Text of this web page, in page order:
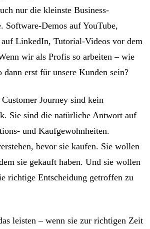
nur die kleinste Business-
Software-Demos auf YouTube,
LinkedIn, Tutorial-Videos vor dem
wir als Profis so arbeiten – wie
erst für unsere Kunden sein?
Journey sind kein
Sie sind die natürliche Antwort auf
und Kaufgewohnheiten.
bevor sie kaufen. Sie wollen
sie gekauft haben. Und sie wollen
richtige Entscheidung getroffen zu
leisten – wenn sie zur richtigen Zeit